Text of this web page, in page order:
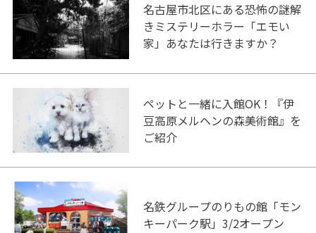
名古屋市北区にある恐怖の謎解
きミステリーホラー「エモい
家」あなたは行きますか？
ペットと一緒に入館OK！『伊
豆高原メルヘンの森美術館』を
ご紹介
名鉄グループのりもの館「モン
キーパーク駅」3/2オープン